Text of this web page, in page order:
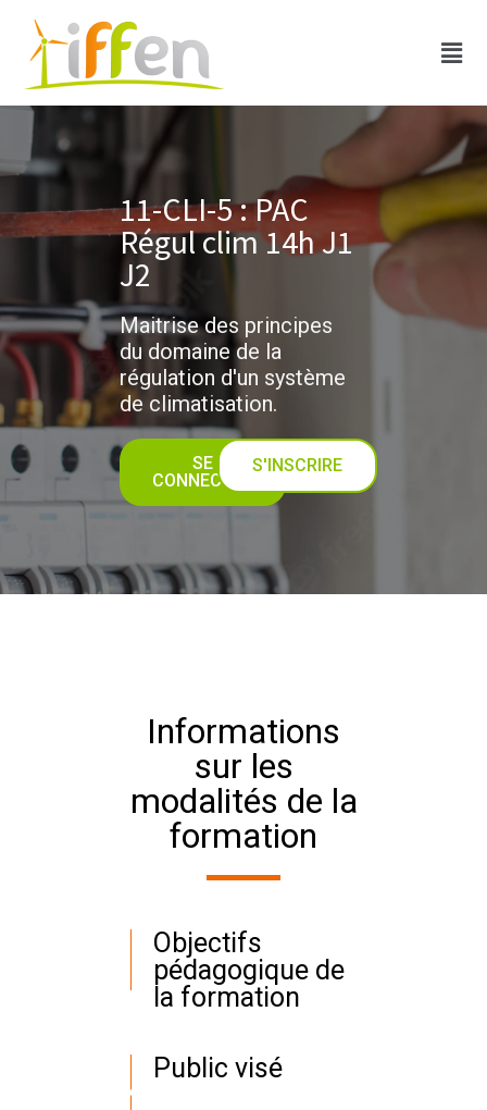
11-CLI-5 : PAC
Régul clim 14h J1
J2
Maitrise des principes
du domaine de la
régulation d'un système
de climatisation.
SE
CONNECTER
S'INSCRIRE
Informations
sur les
modalités de la
formation
Objectifs
pédagogique de
la formation
Public visé